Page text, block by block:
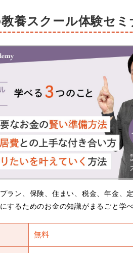
養スクール体験セミ
ラン、保険、住まい、税金、年金、
するためのお金の知識がまるごと学べ
無料